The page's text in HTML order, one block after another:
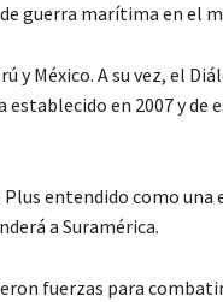
guerra marítima en el
y México. A su vez, el
en 2007 y de
entendido como
a Suramérica.
fuerzas para